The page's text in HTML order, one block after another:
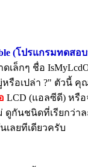
(โปรแกรมทดสอบ
เล็กๆ ชื่อ
รือเปล่า ?" ตัวนี้ คุ
LCD (แอลซีดี) หรื
ดูกันชนิดที่เรียกว่าล
เลยทีเดียวครับ